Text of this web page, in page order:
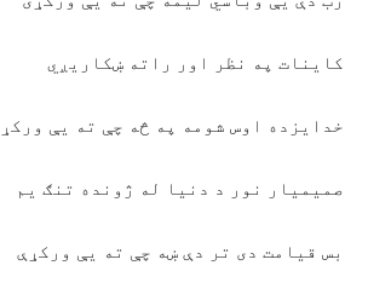
کاينات په نظر اور راته ښکاريږي
خدايزده اوس شومه په څه چې ته يې
صميميار نور د دنيا له ژونده تنګ يم
بس قيامت دی تر دې ښه چې ته يې ورکړې